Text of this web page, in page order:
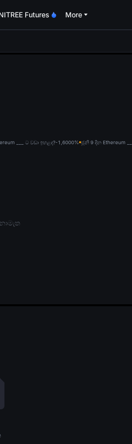
Futures More
___ ට වඩා ඉහළද?-1,6000% ජූනි 9 දින Ethereum